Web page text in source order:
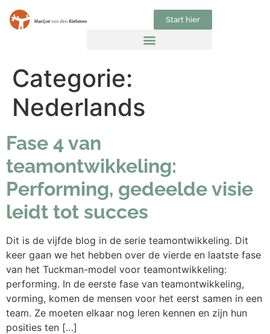
Start hier
Categorie:
Nederlands
Fase 4 van
teamontwikkeling:
Performing, gedeelde visie
leidt tot succes
Dit is de vijfde blog in de serie teamontwikkeling. Dit
keer gaan we het hebben over de vierde en laatste fase
van het Tuckman-model voor teamontwikkeling:
performing. In de eerste fase van teamontwikkeling,
vorming, komen de mensen voor het eerst samen in een
team. Ze moeten elkaar nog leren kennen en zijn hun
posities ten […]